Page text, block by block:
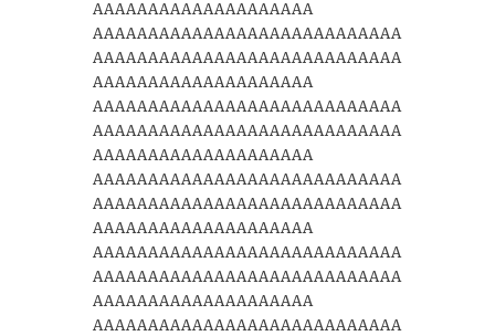
AAAAAAAAAAAAAAAAAAAA
AAAAAAAAAAAAAAAAAAAAAAAAAAAA
AAAAAAAAAAAAAAAAAAAAAAAAAAAA
AAAAAAAAAAAAAAAAAAAA
AAAAAAAAAAAAAAAAAAAAAAAAAAAA
AAAAAAAAAAAAAAAAAAAAAAAAAAAA
AAAAAAAAAAAAAAAAAAAA
AAAAAAAAAAAAAAAAAAAAAAAAAAAA
AAAAAAAAAAAAAAAAAAAAAAAAAAAA
AAAAAAAAAAAAAAAAAAAA
AAAAAAAAAAAAAAAAAAAAAAAAAAAA
AAAAAAAAAAAAAAAAAAAAAAAAAAAA
AAAAAAAAAAAAAAAAAAAA
AAAAAAAAAAAAAAAAAAAAAAAAAAAA